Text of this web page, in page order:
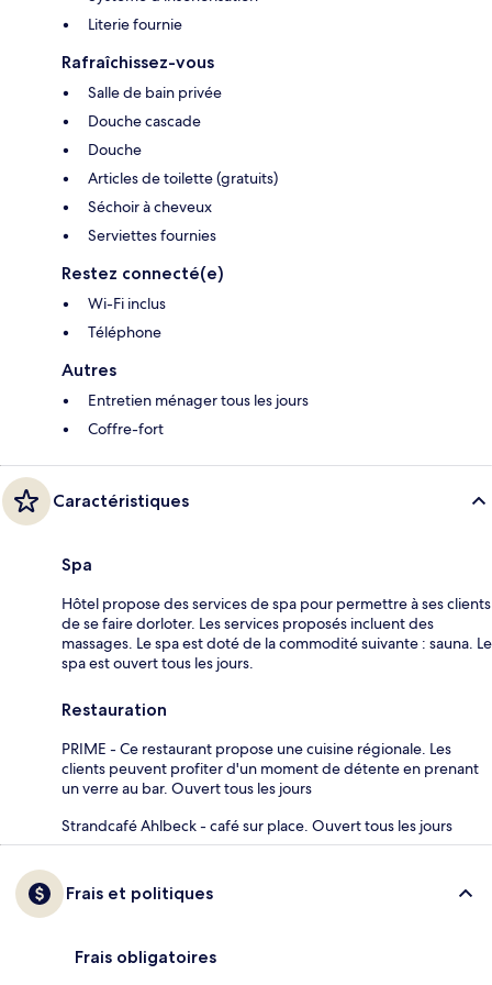
Literie fournie
Rafraîchissez-vous
Salle de bain privée
Douche cascade
Douche
Articles de toilette (gratuits)
Séchoir à cheveux
Serviettes fournies
Restez connecté(e)
Wi-Fi inclus
Téléphone
Autres
Entretien ménager tous les jours
Coffre-fort
Caractéristiques
Spa
Hôtel propose des services de spa pour permettre à ses clients
de se faire dorloter. Les services proposés incluent des
massages. Le spa est doté de la commodité suivante : sauna. Le
spa est ouvert tous les jours.
Restauration
PRIME - Ce restaurant propose une cuisine régionale. Les
clients peuvent profiter d'un moment de détente en prenant
un verre au bar. Ouvert tous les jours
Strandcafé Ahlbeck - café sur place. Ouvert tous les jours
Frais et politiques
Frais obligatoires